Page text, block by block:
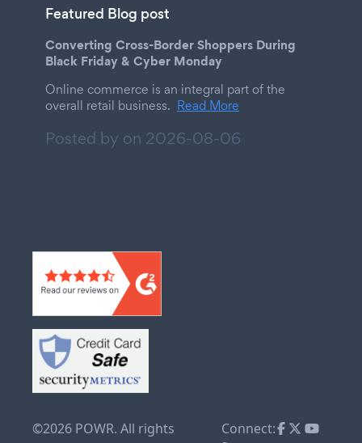
Featured Blog post
Converting Cross-Border Shoppers During
Black Friday & Cyber Monday
Online commerce is an integral part of the
overall retail business. Read More
Posted by on 2026-08-06
©2026 POWR. All rights
Connect: